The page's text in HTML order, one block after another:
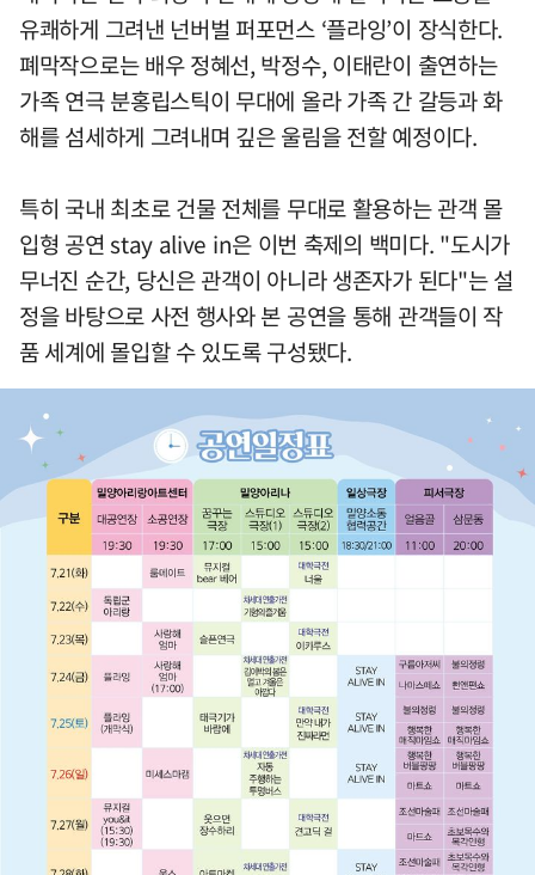
유쾌하게 그려낸 넌버벌 퍼포먼스 ‘플라잉’이 장식한다.
폐막작으로는 배우 정혜선, 박정수, 이태란이 출연하는
가족 연극 분홍립스틱이 무대에 올라 가족 간 갈등과 화
해를 섬세하게 그려내며 깊은 울림을 전할 예정이다.
특히 국내 최초로 건물 전체를 무대로 활용하는 관객 몰
입형 공연 stay alive in은 이번 축제의 백미다. "도시가
무너진 순간, 당신은 관객이 아니라 생존자가 된다"는 설
정을 바탕으로 사전 행사와 본 공연을 통해 관객들이 작
품 세계에 몰입할 수 있도록 구성됐다.